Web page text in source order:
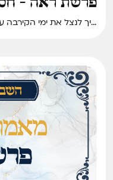
איך לנצל את ימי הקירבה